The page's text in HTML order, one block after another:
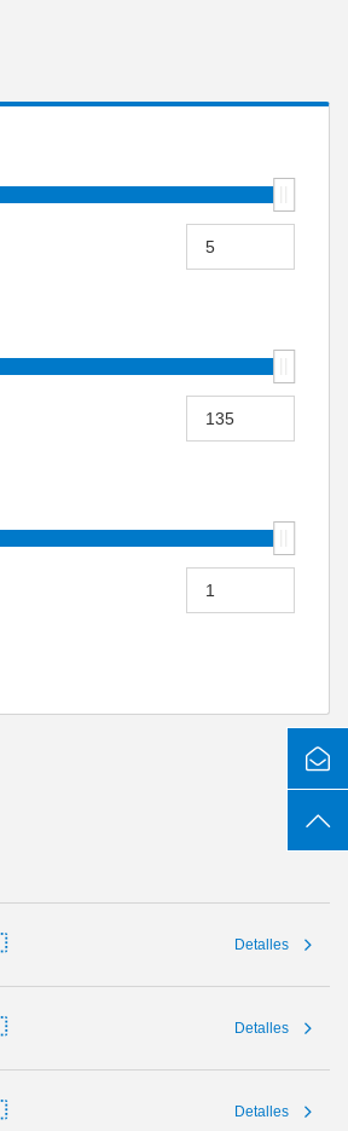
Detalles
Detalles
Detalles